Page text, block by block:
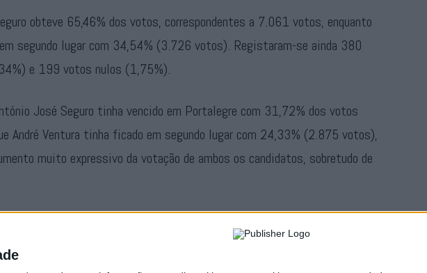
obteve 65,46% dos votos, correspondentes a 7.061 votos, enquanto
segundo lugar com 34,54% (3.726 votos). Registaram-se ainda 380
e 199 votos nulos (1,75%).
José Seguro tinha vencido em Portalegre com 31,72% dos votos
André Ventura tinha ficado em segundo lugar com 24,33% (2.875 votos),
muito expressivo da votação de ambos os candidatos, sobretudo de